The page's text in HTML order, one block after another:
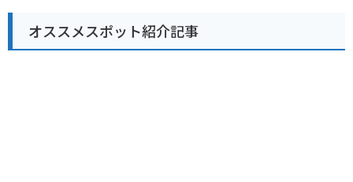
る寄り道スポットです。
オススメスポット紹介記事